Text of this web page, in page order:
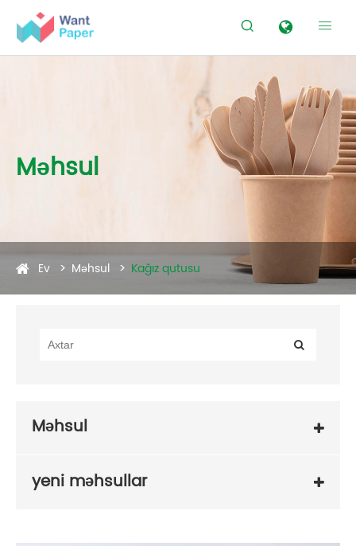
 
Məhsul
Ev Məhsul Kağız qutusu
Məhsul
yeni məhsullar